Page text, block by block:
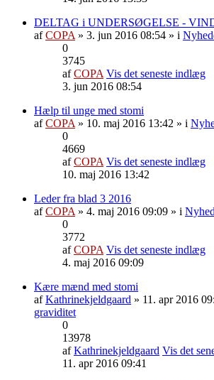
DELTAG i UNDERSØGELSE -
afCOPA » 3. jun 2016 08:54 » i
0
3745
afCOPA Vis det seneste indlæg
3. jun 2016 08:54
Hælp til unge med stomi
afCOPA » 10. maj 2016 13:42 » i
0
4669
afCOPA Vis det seneste indlæg
10. maj 2016 13:42
Leder fra blad 3 2016
afCOPA » 4. maj 2016 09:09 » i
0
3772
afCOPA Vis det seneste indlæg
4. maj 2016 09:09
Kære mænd med stomi
afKathrinekjeldgaard » 11. apr 2016
graviditet
0
13978
afKathrinekjeldgaard Vis det
11. apr 2016 09:41